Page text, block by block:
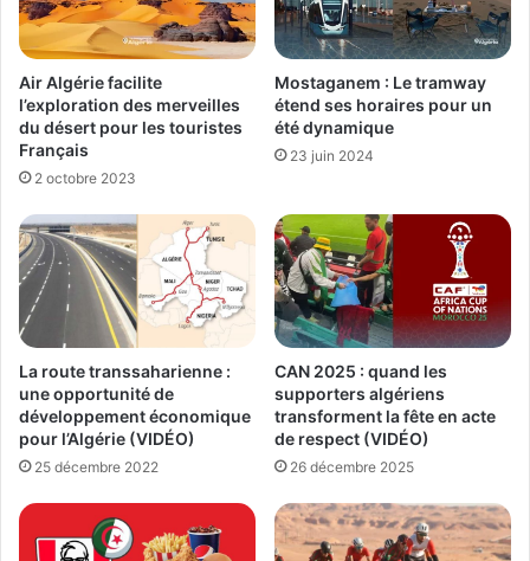
Air Algérie facilite
l’exploration des merveilles
du désert pour les touristes
Français
2 octobre 2023
Mostaganem : Le tramway
étend ses horaires pour un
été dynamique
23 juin 2024
La route transsaharienne :
une opportunité de
développement économique
pour l’Algérie (VIDÉO)
25 décembre 2022
CAN 2025 : quand les
supporters algériens
transforment la fête en acte
de respect (VIDÉO)
26 décembre 2025